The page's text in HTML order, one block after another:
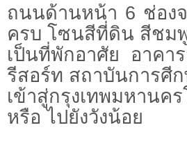
ถนนด้านหน้า 6 ช่อง
ครบ โซนสีที่ดิน สีชม
เป็นที่พักอาศัย อาคา
รีสอร์ท สถาบันการศี
เข้าสู่กรุงเทพมหาน
หรือ ไปยังวังน้อย